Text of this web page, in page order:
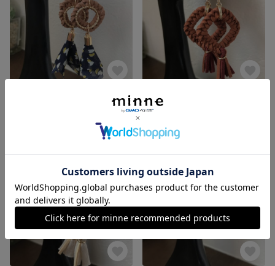
★編み編みスカーフタッセルピアス★
★編み編みタッセルピアス★
展示中